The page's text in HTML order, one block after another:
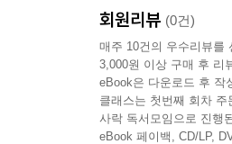
회원리뷰 (0건)
매주 10건의 우수리뷰를
3,000원 이상 구매 후 리
eBook은 다운로드 후 작
클래스는 첫번째 회차
사락 독서모임으로 진행
eBook 페이백, CD/LP,